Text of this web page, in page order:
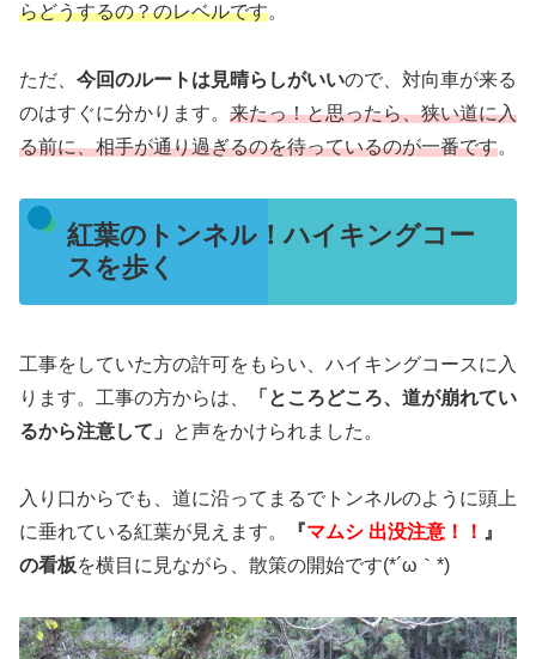
らどうするの？のレベルです。
ただ、 今回のルートは見晴らしがいいので、対向車が来る
のはすぐに分かります。 来たっ！と思ったら、狭い道に入
る前に、相手が通り過ぎるのを待っているのが一番です。
紅葉のトンネル！ハイキングコー
スを歩く
工事をしていた方の許可をもらい、ハイキングコースに入
ります。工事の方からは、
「ところどころ、道が崩れてい
るから注意して」
と声をかけられました。
入り口からでも、道に沿ってまるでトンネルのように頭上
に垂れている紅葉が見えます。
『マムシ 出没注意！！ 』
の看板を横目に見ながら、散策の開始です(*´ω｀*)